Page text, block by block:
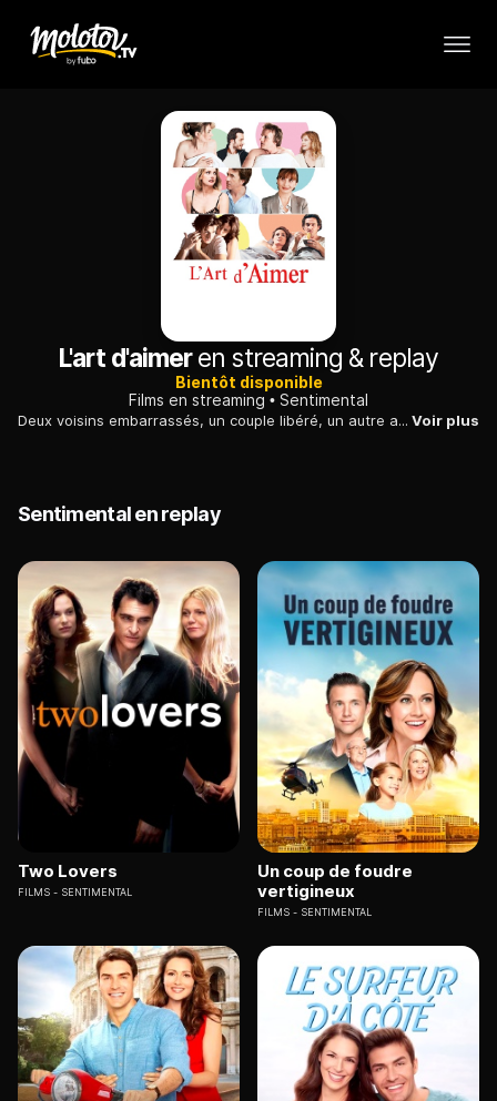
L'art d'aimeren streaming & replay
Bientôt disponible
Films en streaming
Sentimental
Deux voisins embarrassés, un couple libéré, un autre assailli par l'adultère, deux meilleurs amis séparés par le désir écoutent la petite musique de l'amour. Voir plus
Sentimental en replay
Two Lovers
FILMS SENTIMENTAL
Un coup de foudre
vertigineux
FILMS SENTIMENTAL